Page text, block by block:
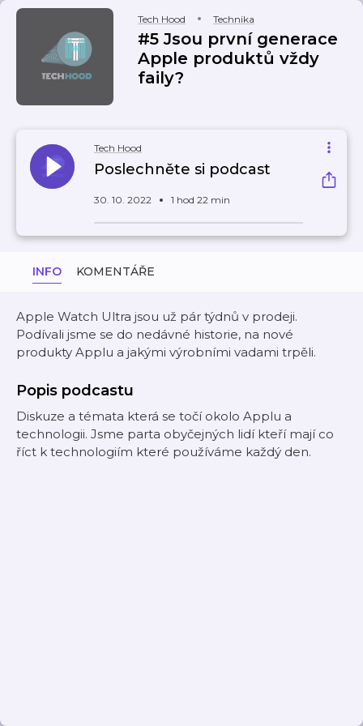
Tech Hood Technika
#5 Jsou první generace
Apple produktů vždy
faily?
Tech Hood
Poslechněte si podcast
30. 10. 2022 1 hod 22 min
INFO KOMENTÁŘE
Apple Watch Ultra jsou už pár týdnů v prodeji.
Podívali jsme se do nedávné historie, na nové
produkty Applu a jakými výrobními vadami trpěli.
Popis podcastu
Diskuze a témata která se točí okolo Applu a
technologii. Jsme parta obyčejných lidí kteří mají co
říct k technologiím které používáme každý den.